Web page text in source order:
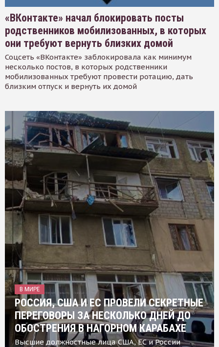
«ВКонтакте» начал блокировать посты
родственников мобилизованных, в которых
они требуют вернуть близких домой
Соцсеть «ВКонтакте» заблокировала как минимум
несколько постов, в которых родственники
мобилизованных требуют провести ротацию, дать
близким отпуск и вернуть их домой
В МИРЕ
РОССИЯ, США И ЕС ПРОВЕЛИ СЕКРЕТНЫЕ
ПЕРЕГОВОРЫ ЗА НЕСКОЛЬКО ДНЕЙ ДО
ОБОСТРЕНИЯ В НАГОРНОМ КАРАБАХЕ
Высшие должностные лица США, ЕС и России